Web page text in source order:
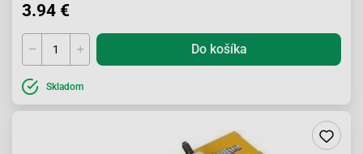
3.94 €
Do košíka
Skladom